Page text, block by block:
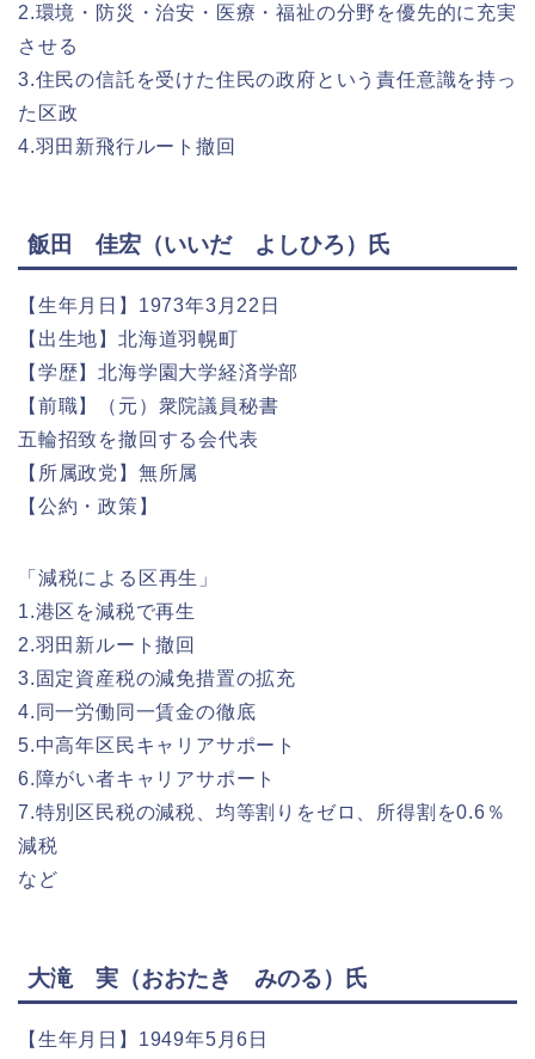
2.環境・防災・治安・医療・福祉の分野を優先的に充実
させる
3.住民の信託を受けた住民の政府という責任意識を持っ
た区政
4.羽田新飛行ルート撤回
飯田 佳宏（いいだ よしひろ）氏
【生年月日】1973年3月22日
【出生地】北海道羽幌町
【学歴】北海学園大学経済学部
【前職】（元）衆院議員秘書
五輪招致を撤回する会代表
【所属政党】無所属
【公約・政策】
「減税による区再生」
1.港区を減税で再生
2.羽田新ルート撤回
3.固定資産税の減免措置の拡充
4.同一労働同一賃金の徹底
5.中高年区民キャリアサポート
6.障がい者キャリアサポート
7.特別区民税の減税、均等割りをゼロ、所得割を0.6％
減税
など
大滝 実（おおたき みのる）氏
【生年月日】1949年5月6日